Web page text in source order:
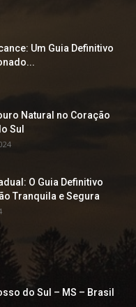
Um Guia Definitivo
Natural no Coração
Sul
O Guia Definitivo
Tranquila e Segura
do Sul – MS – Brasil